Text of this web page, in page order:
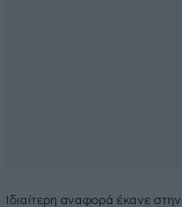
Ιδιαίτερη αναφορά έκανε